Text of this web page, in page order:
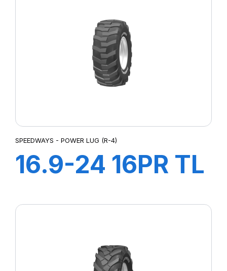
SPEEDWAYS - POWER LUG (R-4)
16.9-24 16PR TL